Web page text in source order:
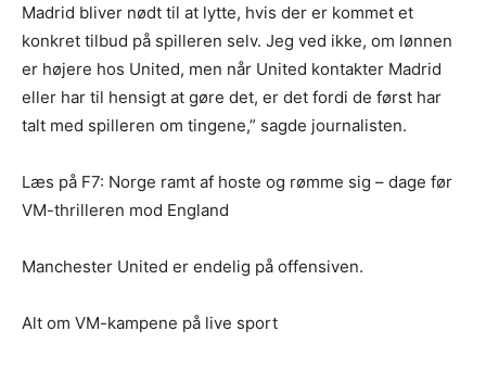
Madrid bliver nødt til at lytte, hvis der er kommet et
konkret tilbud på spilleren selv. Jeg ved ikke, om lønnen
er højere hos United, men når United kontakter Madrid
eller har til hensigt at gøre det, er det fordi de først har
talt med spilleren om tingene,” sagde journalisten.
Læs på F7: Norge ramt af hoste og rømme sig – dage før
VM-thrilleren mod England
Manchester United er endelig på offensiven.
Alt om VM-kampene på live sport